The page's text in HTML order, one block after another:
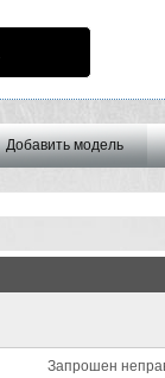
Добавить модель
Запрошен